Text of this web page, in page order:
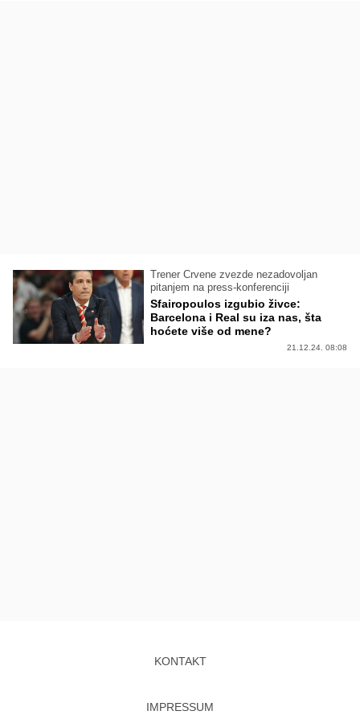
Trener Crvene zvezde nezadovoljan
pitanjem na press-konferenciji
Sfairopoulos izgubio živce:
Barcelona i Real su iza nas, šta
hoćete više od mene?
21.12.24. 08:08
KONTAKT
IMPRESSUM